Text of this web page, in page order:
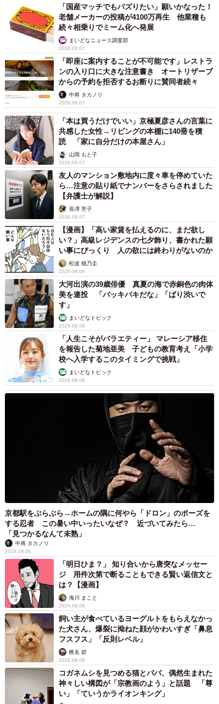
「国産マッチでもバズりたい」願いかなった！
老舗メーカーの投稿が4100万再生 他業種も
続々相乗りでミーム化へ発展
まいどなニュース調査部
2026.08.07
「即座に案内することが不可能です」レストラ
ンの入り口に大きな注意書き オートリザーブ
からの予約を拒否するお断りに賛同者続々
中将 タカノリ
2026.08.07
「本は買うだけでいい」京極夏彦さんの言葉に
共感した女性→リビングの本棚に140冊を積
読 「家に自分だけの本屋さん」
山岡 もと子
2026.08.07
友人のマンション敷地内に度々車を停めていた
ら…注意の貼り紙でナンバーをさらされました
【弁護士が解説】
長澤 芳子
2026.08.07
【漫画】「高い家賃を払えるのに、まだ欲し
い？」高級レジデンスの七夕飾り、書かれた願
い事にびっくり 人の欲には終わりがないのか
松波 穂乃圭
2026.08.06
大河出演の39歳俳優 真夏の海で赤銅色の肉体
美を連投 「バッキバキだな」「ばり渋いで
す」
まいどなトピック
2026.08.06
「人生こそがバラエティー」 マレーシア移住
を報告した菊地亜美 子どもの教育考え「小学
校へ入学するこのタイミングで挑戦」
まいどなトピック
2026.08.06
京都駅をぶらぶら→ホームの隅に何やら「ドロン」のポーズを
する忍者 この暑い中いったいなぜ？ 近づいてみたら…
「見つかるなんて未熟」
中将 タカノリ
2026.08.06
「明日ひま？」 知り合いから唐突なメッセー
ジ 用件次第で断ることもできる賢い返信文と
は？【漫画】
海川 まこと
2026.08.06
飼い主が食べているヨーグルトをもらえなかっ
た犬さん、爆裂に拗ねた顔がかわいすぎ「鼻息
フスフス」「反則レベル」
椎名 碧
2026.08.06
コガネムシを見つめる猫とパパ、偶然生まれた
神々しい構図が「宗教画のよう」と話題 「尊
い」「ていうかライオンキング」